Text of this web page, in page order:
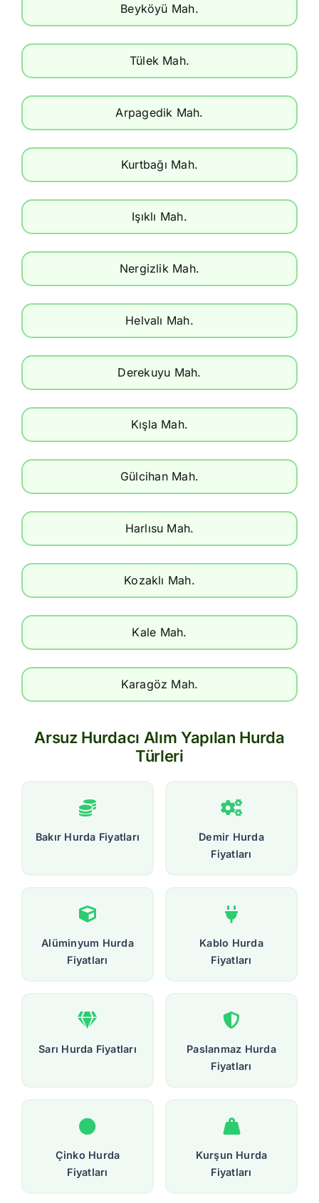
Beyköyü Mah.
Tülek Mah.
Arpagedik Mah.
Kurtbağı Mah.
Işıklı Mah.
Nergizlik Mah.
Helvalı Mah.
Derekuyu Mah.
Kışla Mah.
Gülcihan Mah.
Harlısu Mah.
Kozaklı Mah.
Kale Mah.
Karagöz Mah.
Arsuz Hurdacı Alım Yapılan Hurda
Türleri
Bakır Hurda Fiyatları
Demir Hurda
Fiyatları
Alüminyum Hurda
Fiyatları
Kablo Hurda
Fiyatları
Sarı Hurda Fiyatları
Paslanmaz Hurda
Fiyatları
Çinko Hurda
Fiyatları
Kurşun Hurda
Fiyatları